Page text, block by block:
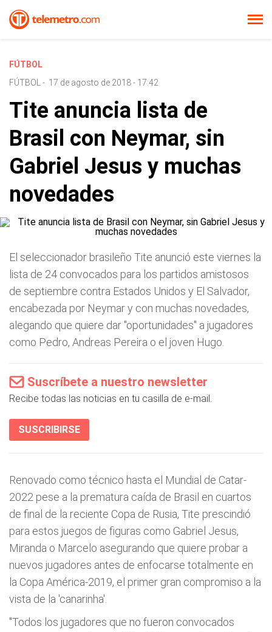
FÚTBOL
FÚTBOL
- 17 de agosto de 2018 - 17:42
Tite anuncia lista de
Brasil con Neymar, sin
Gabriel Jesus y muchas
novedades
El seleccionador brasileño Tite anunció este viernes la
lista de 24 convocados para los partidos amistosos
de septiembre contra Estados Unidos y El Salvador,
encabezada por Neymar y con muchas novedades,
alegando que quiere dar "oportunidades" a jugadores
como Pedro, Andreas Pereira o el joven Hugo.
Suscríbete a nuestro newsletter
Recibe todas las noticias en tu casilla de e-mail.
SUSCRIBIRSE
Renovado como técnico hasta el Mundial de Catar-
2022 pese a la prematura caída de Brasil en cuartos
de final de la reciente Copa de Rusia, Tite prescindió
para estos juegos de figuras como Gabriel Jesus,
Miranda o Marcelo asegurando que quiere probar a
nuevos jugadores antes de enfocarse totalmente en
la Copa América-2019, el primer gran compromiso a la
vista de la 'canarinha'.
"Todos los jugadores que no fueron convocados